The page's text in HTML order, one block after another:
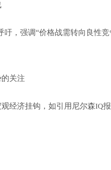
，强调“价格战需转向良性
的关注
经济挂钩，如引用尼尔森IQ